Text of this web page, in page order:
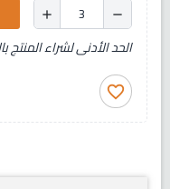
remove
add
الحد الأدنى لشراء المنتج
favorite_border